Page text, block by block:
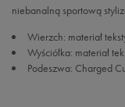
45,5 29,5 cm
46 30 cm
niebanalną sportową
Wierzch: materiał
Wyściółka: materiał
Podeszwa: Charged